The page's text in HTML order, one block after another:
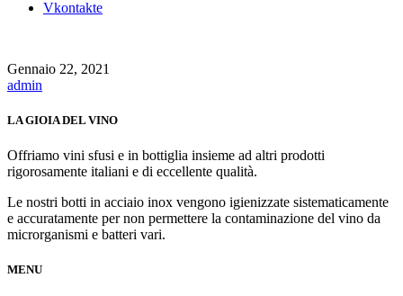
Vkontakte
Gennaio 22, 2021
admin
LA GIOIA DEL VINO
Offriamo vini sfusi e in bottiglia insieme ad altri prodotti
rigorosamente italiani e di eccellente qualità.
Le nostri botti in acciaio inox vengono igienizzate sistematicamente
e accuratamente per non permettere la contaminazione del vino da
microrganismi e batteri vari.
MENU